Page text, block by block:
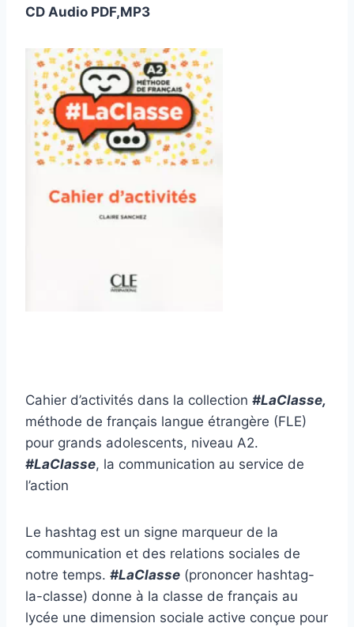
CD Audio PDF,MP3
Cahier d’activités dans la collection #LaClasse,
méthode de français langue étrangère (FLE)
pour grands adolescents, niveau A2.
#LaClasse, la communication au service de
l’action
Le hashtag est un signe marqueur de la
communication et des relations sociales de
notre temps. #LaClasse (prononcer hashtag-
la-classe) donne à la classe de français au
lycée une dimension sociale active conçue pour